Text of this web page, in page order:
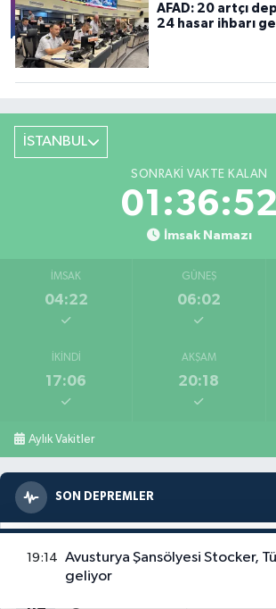
AFAD: 20 artçı
24 hasar ihbarı
İSTANBUL
SONRAKI VAKTE KALAN
01:36:50
İmsak Namazı
İMSAK
04:22
GÜNEŞ
06:02
İKINDI
17:06
AKŞAM
20:18
Aylık Vakitler
SON DEPREMLER
1.4
10.08.2026 05:06 7.79 km
1.2
19:14
Avusturya Şansölyesi Stocker,
geliyor